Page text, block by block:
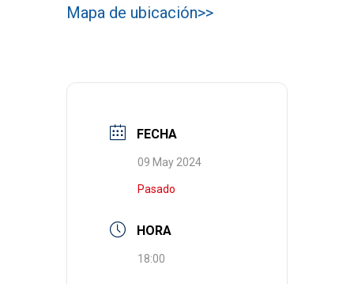
Mapa de ubicación>>
FECHA
09 May 2024
Pasado
HORA
18:00